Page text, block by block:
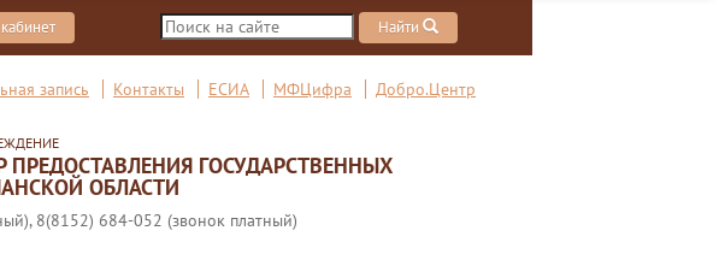
Найти
запись Контакты ЕСИА МФЦифра Добро.Центр
ГОСУДАРСТВЕННЫХ
ОБЛАСТИ
8(8152) 684-052 (звонок платный)